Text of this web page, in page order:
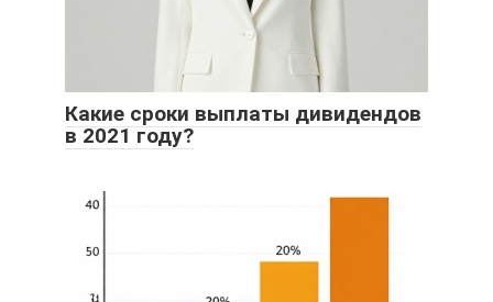
Какие сроки выплаты дивидендов
в 2021 году?